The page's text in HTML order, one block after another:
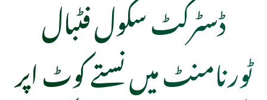
ڈسٹرکٹ سکول فٹبال
ٹورنامنٹ میں نستے کوٹ اپر